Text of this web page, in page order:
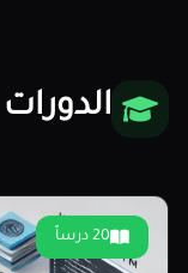
الدورات
20 درساً